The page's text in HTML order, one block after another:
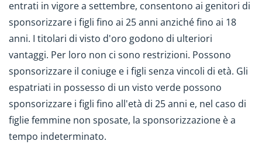
entrati in vigore a settembre, consentono ai genitori di
sponsorizzare i figli fino ai 25 anni anziché fino ai 18
anni. I titolari di visto d'oro godono di ulteriori
vantaggi. Per loro non ci sono restrizioni. Possono
sponsorizzare il coniuge e i figli senza vincoli di età. Gli
espatriati in possesso di un visto verde possono
sponsorizzare i figli fino all'età di 25 anni e, nel caso di
figlie femmine non sposate, la sponsorizzazione è a
tempo indeterminato.